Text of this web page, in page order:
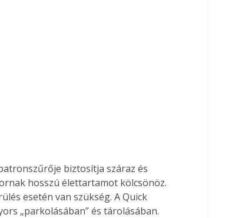
biztosítja száraz és
hosszú élettartamot kölcsönöz.
esetén van szükség. A Quick
„parkolásában” és tárolásában.